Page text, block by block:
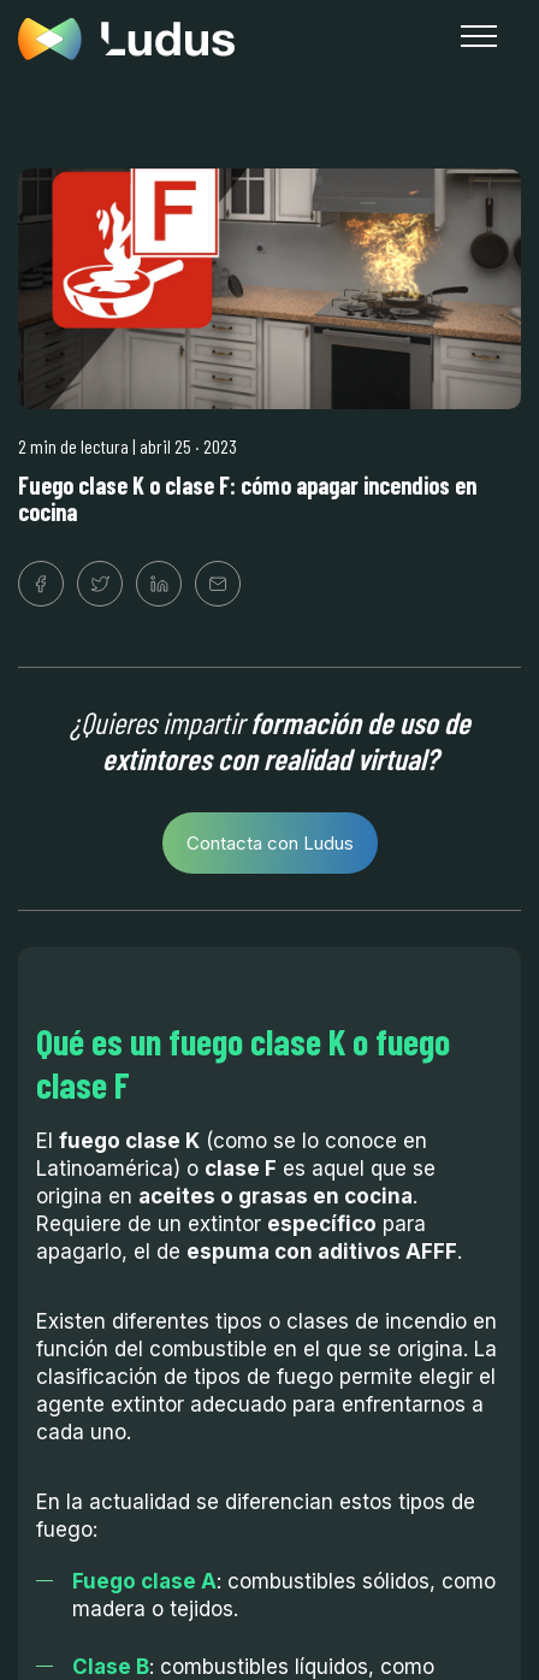
2 min de lectura | abril 25 · 2023
Fuego clase K o clase F: cómo apagar incendios en
cocina
¿Quieres impartirformación de uso de
extintores con realidad virtual?
Contacta con Ludus
Qué es un fuego clase K o fuego
clase F
El fuego clase K (como se lo conoce en
Latinoamérica) o clase F es aquel que se
origina en aceites o grasas en cocina.
Requiere de un extintor específico para
apagarlo, el de espuma con aditivos AFFF.
Existen diferentes tipos o clases de incendio en
función del combustible en el que se origina. La
clasificación de tipos de fuego permite elegir el
agente extintor adecuado para enfrentarnos a
cada uno.
En la actualidad se diferencian estos tipos de
fuego:
Fuego clase A: combustibles sólidos, como
madera o tejidos.
Clase B: combustibles líquidos, como